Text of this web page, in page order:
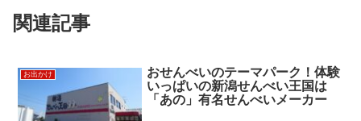
関連記事
お出かけ
おせんべいのテーマパーク！体験
いっぱいの新潟せんべい王国は
「あの」有名せんべいメーカー